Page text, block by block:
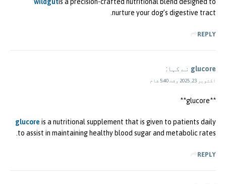
nurture your dog’s digestive tract.
REPLY
glucore نے کہا:
اکتوبر 23, 2025 وقت 5:40 شام
** glucore**
glucore is a nutritional supplement that is given to patients daily
to assist in maintaining healthy blood sugar and metabolic rates.
REPLY